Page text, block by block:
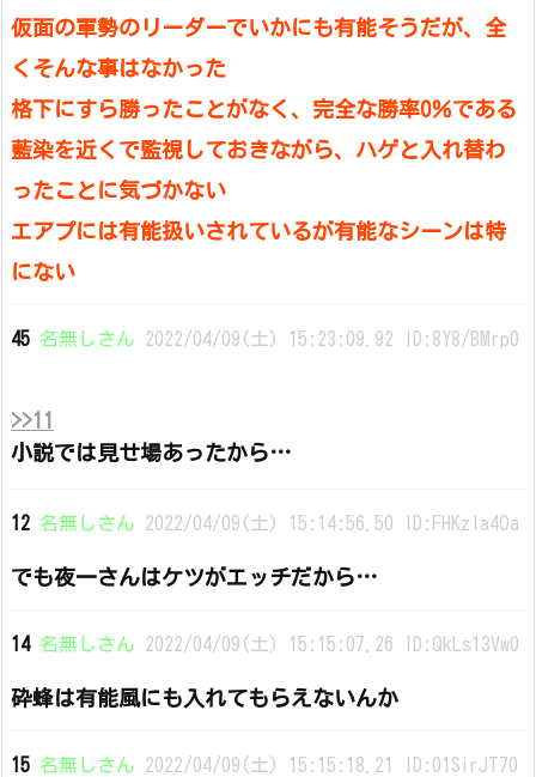
仮面の軍勢のリーダーでいかにも有能そうだが、全
くそんな事はなかった
格下にすら勝ったことがなく、完全な勝率0％である
藍染を近くで監視しておきながら、ハゲと入れ替わ
ったことに気づかない
エアプには有能扱いされているが有能なシーンは特
にない
45 名無しさん 2022/04/09(土) 15:23:09.92 ID:8Y8/BMrp0
>>11
小説では見せ場あったから…
12 名無しさん 2022/04/09(土) 15:14:56.50 ID:FHKzIa4Oa
でも夜一さんはケツがエッチだから…
14 名無しさん 2022/04/09(土) 15:15:07.26 ID:QkLs13Vw0
砕蜂は有能風にも入れてもらえないんか
15 名無しさん 2022/04/09(土) 15:15:18.21 ID:01SirJT70